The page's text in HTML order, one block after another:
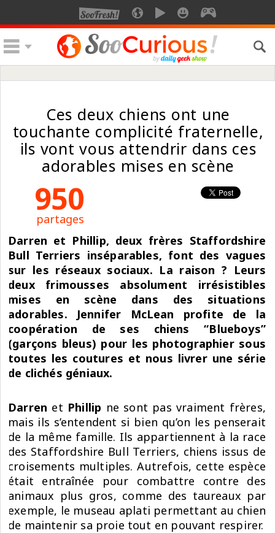
Ces deux chiens ont une
touchante complicité fraternelle,
ils vont vous attendrir dans ces
adorables mises en scène
950
partages
Darren et Phillip, deux frères Staffordshire
Bull Terriers inséparables, font des vagues
sur les réseaux sociaux. La raison ? Leurs
deux frimousses absolument irrésistibles
mises en scène dans des situations
adorables. Jennifer McLean profite de la
coopération de ses chiens “Blueboys”
(garçons bleus) pour les photographier sous
toutes les coutures et nous livrer une série
de clichés géniaux.
Darren et Phillip ne sont pas vraiment frères,
mais ils s’entendent si bien qu’on les penserait
de la même famille. Ils appartiennent à la race
des Staffordshire Bull Terriers, chiens issus de
croisements multiples. Autrefois, cette espèce
était entraînée pour combattre contre des
animaux plus gros, comme des taureaux par
exemple, le museau aplati permettant au chien
de maintenir sa proie tout en pouvant respirer.